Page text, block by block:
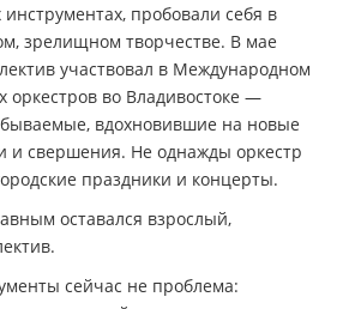
инструментах, пробовали себя в
зрелищном творчестве. В мае
участвовал в Международном
оркестров во Владивостоке —
вдохновившие на новые
и свершения. Не однажды оркестр
праздники и концерты.
оставался взрослый,
сейчас не проблема: